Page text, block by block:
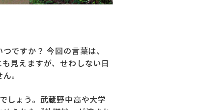
ですか？ 今回の言葉は、
見えますが、せわしない日
。
しょう。武蔵野中高や大学